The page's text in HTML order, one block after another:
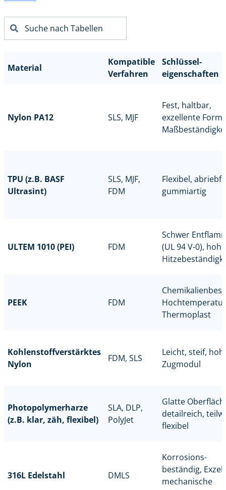
Material
Kompatible
Verfahren
Schlüssel-
eigenschaften
Nylon PA12 SLS, MJF
Fest, haltbar,
exzellente
TPU (z.B. BASF
Ultrasint)
SLS, MJF,
FDM
Flexibel,
gummiartig
ULTEM 1010 (PEI) FDM
Schwer
(UL 94 V-0), hohe
PEEK FDM
Thermoplast
Kohlenstoffverstärktes
Nylon
FDM, SLS
Leicht, steif,
Zugmodul
Photopolymerharze
(z.B. klar, zäh, flexibel)
SLA, DLP,
PolyJet
Glatte
detailreich,
flexibel
316L Edelstahl DMLS
Korrosions-
beständig,
mechanische